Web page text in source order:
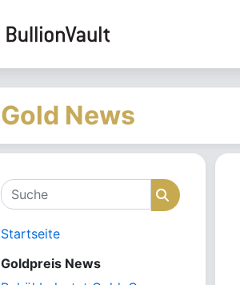
Gold News
Suche Suche
Startseite
Goldpreis News